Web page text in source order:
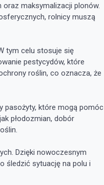
maksymalizacji plonów.
rolnicy muszą
tym celu stosuje się
pestycydów, które
roślin, co oznacza, że
pasożyty, które mogą pomóc
płodozmian, dobór
Dzięki nowoczesnym
śledzić sytuację na polu i